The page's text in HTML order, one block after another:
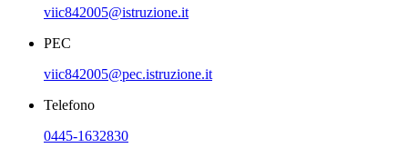
viic842005@istruzione.it
PEC
viic842005@pec.istruzione.it
Telefono
0445-1632830